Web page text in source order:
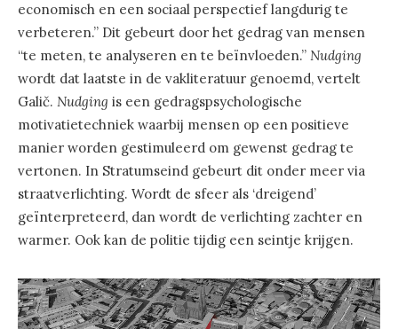
economisch en een sociaal perspectief langdurig te
verbeteren.” Dit gebeurt door het gedrag van mensen
“te meten, te analyseren en te beïnvloeden.” Nudging
wordt dat laatste in de vakliteratuur genoemd, vertelt
Galič. Nudging is een gedragspsychologische
motivatietechniek waarbij mensen op een positieve
manier worden gestimuleerd om gewenst gedrag te
vertonen. In Stratumseind gebeurt dit onder meer via
straatverlichting. Wordt de sfeer als ‘dreigend’
geïnterpreteerd, dan wordt de verlichting zachter en
warmer. Ook kan de politie tijdig een seintje krijgen.